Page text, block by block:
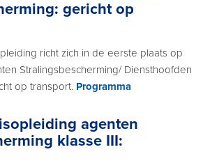
gericht op
richt zich in de eerste plaats op
Stralingsbescherming/ Diensthoofden
op transport. Programma
agenten
klasse III: